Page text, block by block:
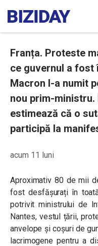
Franța. Proteste
ce guvernul a fost
Macron l-a numit
nou prim-
estimează că o
participă la
acum 11 luni
Aproximativ 80 de mii
fost desfășurați în
potrivit ministrului de
Nantes, vestul țării,
anvelope și coșuri de
lacrimogene pentru a